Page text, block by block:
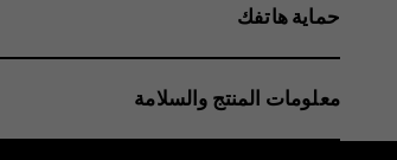
حماية هاتفك
معلومات المنتج والسلامة